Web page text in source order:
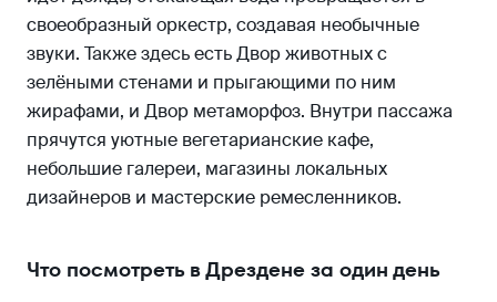
своеобразный оркестр, создавая необычные
звуки. Также здесь есть Двор животных с
зелёными стенами и прыгающими по ним
жирафами, и Двор метаморфоз. Внутри пассажа
прячутся уютные вегетарианские кафе,
небольшие галереи, магазины локальных
дизайнеров и мастерские ремесленников.
Что посмотреть в Дрездене за один день